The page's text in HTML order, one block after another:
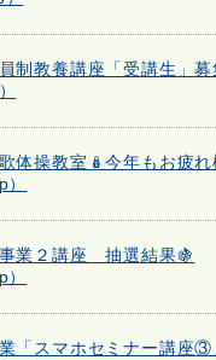
制教養講座「受講生」
体操教室🪆今年もお疲れ
業２講座 抽選結果🍇
「スマホセミナー講座③